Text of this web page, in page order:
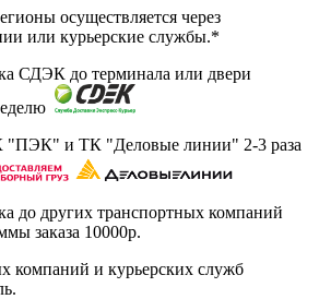
осуществляется через
или курьерские службы.*
СДЭК до терминала или двери
"ПЭК" и ТК "Деловые линии" 2-3 раза
до других транспортных компаний
заказа 10000р.
компаний и курьерских служб